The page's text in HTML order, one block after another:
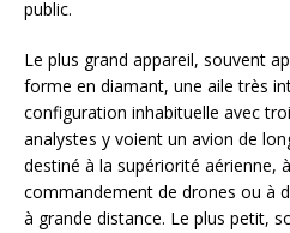
public.
Le plus grand appareil, souvent
forme en diamant, une aile très
configuration inhabituelle avec
analystes y voient un avion de
destiné à la supériorité aérienne,
commandement de drones ou à
à grande distance. Le plus petit,